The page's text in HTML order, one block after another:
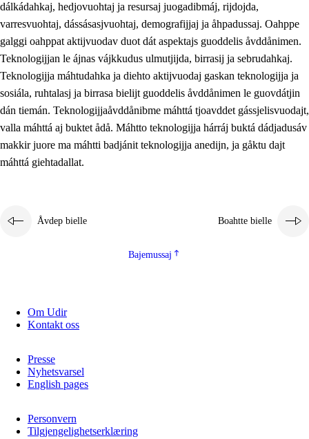
2.3 Vuodulasj tjehpudagá
2.4 Oahppat oahppat
Doaresfágalasj tiemá
2.5 Doaresfágalasj tiemá
2.5.1 Álmmukvarresvuohta ja iellemrijbadibme
Demokratijja ja guojmmeviesátvuohta
2.5.3 Guoddelis åvddånibme
dálkádahkaj, hedjovuohtaj ja resursaj juogadibmáj, rijdojda,
varresvuohtaj, dássásasjvuohtaj, demografijjaj ja åhpadussaj. Oahppe
galggi oahppat aktijvuodav duot dát aspektajs guoddelis åvddånimen.
Teknologijjan le ájnas vájkkudus ulmutjijda, birrasij ja sebrudahkaj.
Teknologijja máhtudahka ja diehto aktijvuodaj gaskan teknologijja ja
sosiála, ruhtalasj ja birrasa bielijt guoddelis åvddånimen le guovdátjin
dán tiemán. Teknologijjaåvddånibme máhttá tjoavddet gássjelisvuodajt,
valla máhttá aj buktet ådå. Máhtto teknologijja hárráj buktá dádjadusáv
makkir juore ma máhtti badjánit teknologijja anedijn, ja gåktu dajt
máhttá giehtadallat.
Åvdep bielle Boahtte bielle
Bajemussaj
Om Udir
Kontakt oss
Presse
Nyhetsvarsel
English pages
Personvern
Tilgjengelighetserklæring